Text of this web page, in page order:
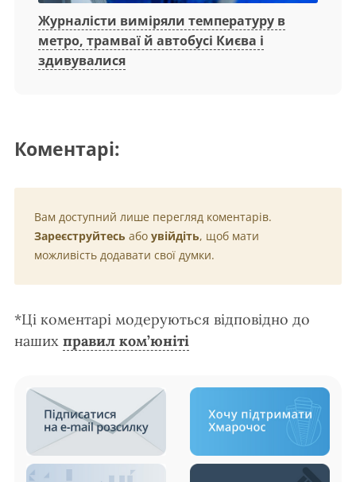
Журналісти виміряли температуру в
метро, трамваї й автобусі Києва і
здивувалися
Коментарі:
Вам доступний лише перегляд коментарів.
Зареєструйтесь або увійдіть, щоб мати
можливість додавати свої думки.
*Ці коментарі модеруються відповідно до
наших правил ком’юніті